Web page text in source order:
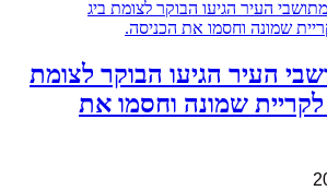
העיר הגיעו הבוקר לצומת
לקריית שמונה וחסמו את